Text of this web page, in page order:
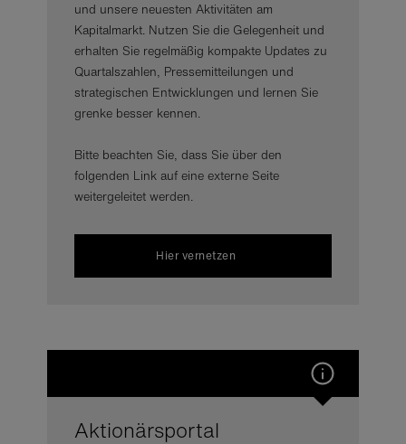
und unsere neuesten Aktivitäten am
Kapitalmarkt. Nutzen Sie die Gelegenheit und
erhalten Sie regelmäßig kompakte Updates zu
Quartalszahlen, Pressemitteilungen und
strategischen Entwicklungen und lernen Sie
grenke besser kennen.
Bitte beachten Sie, dass Sie über den
folgenden Link auf eine externe Seite
weitergeleitet werden.
Hier vernetzen
Aktionärsportal